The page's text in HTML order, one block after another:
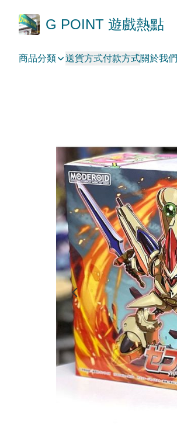
G POINT 遊戲熱點
商品分類 送貨方式付款方式關於我們